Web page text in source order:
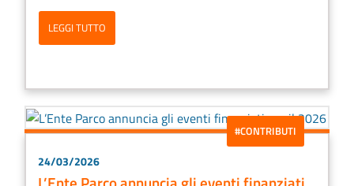
LEGGI TUTTO
#CONTRIBUTI
24/03/2026